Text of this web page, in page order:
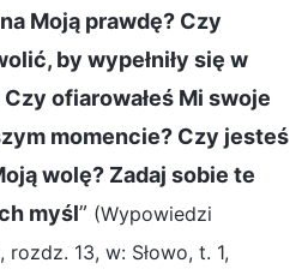
Moją prawdę? Czy
by wypełniły się w
ofiarowałeś Mi swoje
momencie? Czy jesteś
wolę? Zadaj sobie te
myśl” (Wypowiedzi
13, w: Słowo, t. 1,